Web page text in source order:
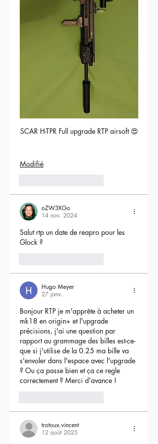
SCAR H-TPR Full upgrade RTP airsoft 😍
Modifié
oZW3XGo
14 nov. 2024
Salut rtp un date de reapro pour les
Glock ?
Hugo Meyer
27 janv.
Bonjour RTP je m'apprête à acheter un
mk18 en origin+ et l'upgrade
précisions, j'ai une question par
rapport au grammage des billes est-ce-
que si j'utilise de la 0.25 ma bille va
s'envoler dans l'espace avec l'upgrade
? Ou ça passe bien et ça ce regle
correctement ? Merci d'avance !
trotoux.vincent
12 août 2025